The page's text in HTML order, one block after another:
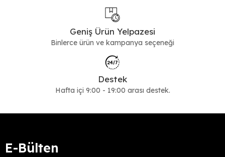
Geniş Ürün Yelpazesi
Binlerce ürün ve kampanya seçeneği
Destek
Hafta içi 9:00 - 19:00 arası destek.
E-Bülten